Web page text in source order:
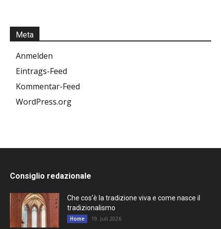
Meta
Anmelden
Eintrags-Feed
Kommentar-Feed
WordPress.org
Consiglio redazionale
Che cos’è la tradizione viva e come nasce il
tradizionalismo
Home 19. Juli 2026